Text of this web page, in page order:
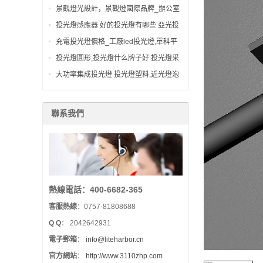
景觀燈
景觀燈光設計，景觀燈國際品牌_辦公室
燈具廠家_8334led室外景觀
投光燈感應器 好的投光燈有哪些 亞光投
光燈_5735河北投光燈
充電投光燈價格_工廠led投光燈,單科平
板投光燈,5319led投光燈
投光燈圓形,投光燈什么牌子好 投光燈采
購_led投光燈接線
大功率集成投光燈 投光燈塑料,近光燈泡
聯系我們
熱線電話：400-6682-365
客服熱線：0757-81808688
Q Q： 2042642931
電子郵箱： info@liteharbor.cn
官方網站： http://www.3110zhp.com